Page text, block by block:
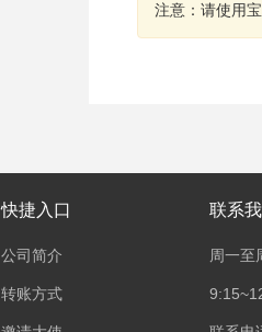
注意：请使用
快捷入口
公司简介
转账方式
联系
周一至